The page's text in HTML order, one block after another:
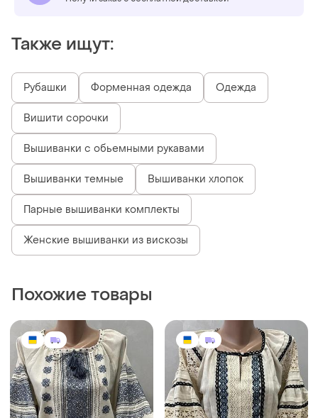
Также ищут:
Рубашки Форменная одежда Одежда
Вишити сорочки
Вышиванки с обьемными рукавами
Вышиванки темные Вышиванки хлопок
Парные вышиванки комплекты
Женские вышиванки из вискозы
Похожие товары